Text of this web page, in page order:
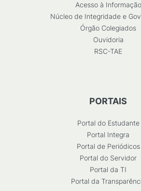
Acesso à Informação
Núcleo de Integridade e
Órgão Colegiados
Ouvidoria
RSC-TAE
PORTAIS
Portal do Estudante
Portal Integra
Portal de Periódicos
Portal do Servidor
Portal da TI
Portal da